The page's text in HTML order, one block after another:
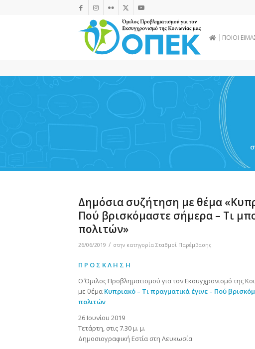
ΠΟΙΟΙ
Δημόσια συζήτηση με θέμα
Πού βρισκόμαστε σήμερα – Τι
πολιτών»
26/06/2019 / στην κατηγορία Σταθμοί Παρέμβασης
Π Ρ Ο Σ Κ Λ Η Σ Η
Ο Όμιλος Προβληματισμού για τον Εκσυγχρονισμό της
με θέμα Κυπριακό – Τι πραγματικά έγινε – Πού
πολιτών
26 Ιουνίου 2019
Τετάρτη, στις 7.30 μ. μ.
Δημοσιογραφική Εστία στη Λευκωσία